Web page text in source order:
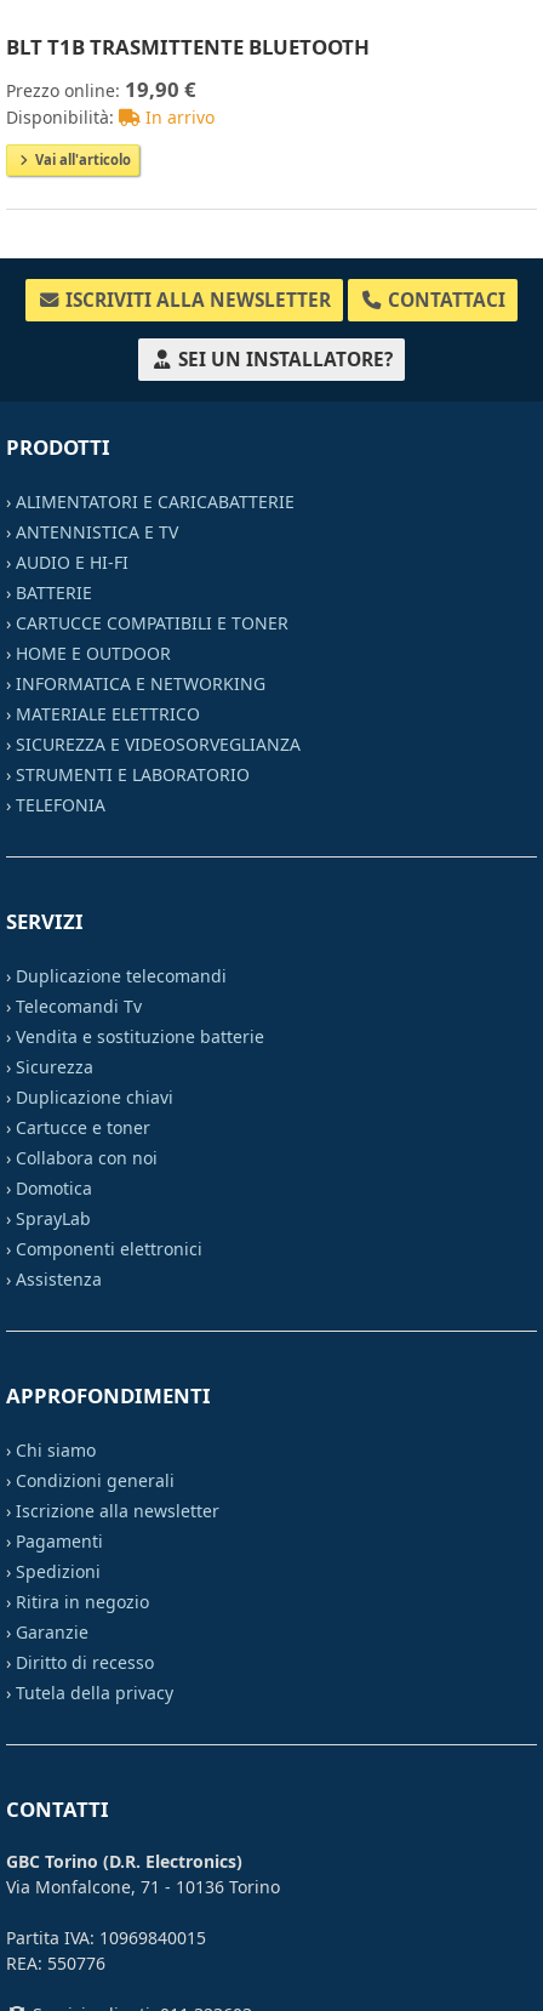
BLT T1B TRASMITTENTE BLUETOOTH
Prezzo online: 19,90 €
Disponibilità: In arrivo
Vai all'articolo
ISCRIVITI ALLA NEWSLETTER CONTATTACI
SEI UN INSTALLATORE?
PRODOTTI
› ALIMENTATORI E CARICABATTERIE
› ANTENNISTICA E TV
› AUDIO E HI-FI
› BATTERIE
› CARTUCCE COMPATIBILI E TONER
› HOME E OUTDOOR
› INFORMATICA E NETWORKING
› MATERIALE ELETTRICO
› SICUREZZA E VIDEOSORVEGLIANZA
› STRUMENTI E LABORATORIO
› TELEFONIA
SERVIZI
› Duplicazione telecomandi
› Telecomandi Tv
› Vendita e sostituzione batterie
› Sicurezza
› Duplicazione chiavi
› Cartucce e toner
› Collabora con noi
› Domotica
› SprayLab
› Componenti elettronici
› Assistenza
APPROFONDIMENTI
› Chi siamo
› Condizioni generali
› Iscrizione alla newsletter
› Pagamenti
› Spedizioni
› Ritira in negozio
› Garanzie
› Diritto di recesso
› Tutela della privacy
CONTATTI
GBC Torino (D.R. Electronics)
Via Monfalcone, 71 - 10136 Torino
Partita IVA: 10969840015
REA: 550776